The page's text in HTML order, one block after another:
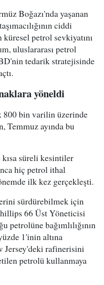
Boğazı'nda yaşanan
ciddi
petrol sevkiyatını
uluslararası petrol
tedarik stratejisinde
yöneldi
800 bin varilin üzerinde
Temmuz ayında bu
süreli kesintiler
hiç petrol ithal
ilk kez gerçekleşti.
sürdürebilmek için
66 Üst Yöneticisi
bağımlılığının
1'inin altına
Jersey'deki rafinerisini
petrolü kullanmaya